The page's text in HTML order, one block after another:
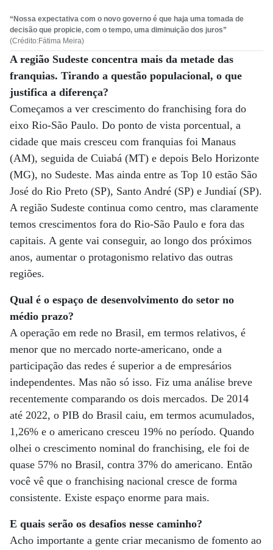
“Nossa expectativa com o novo governo é que haja uma tomada de
decisão que propicie, com o tempo, uma diminuição dos juros”
(Crédito:Fátima Meira)
A região Sudeste concentra mais da metade das
franquias. Tirando a questão populacional, o que
justifica a diferença?
Começamos a ver crescimento do franchising fora do
eixo Rio-São Paulo. Do ponto de vista porcentual, a
cidade que mais cresceu com franquias foi Manaus
(AM), seguida de Cuiabá (MT) e depois Belo Horizonte
(MG), no Sudeste. Mas ainda entre as Top 10 estão São
José do Rio Preto (SP), Santo André (SP) e Jundiaí (SP).
A região Sudeste continua como centro, mas claramente
temos crescimentos fora do Rio-São Paulo e fora das
capitais. A gente vai conseguir, ao longo dos próximos
anos, aumentar o protagonismo relativo das outras
regiões.
Qual é o espaço de desenvolvimento do setor no
médio prazo?
A operação em rede no Brasil, em termos relativos, é
menor que no mercado norte-americano, onde a
participação das redes é superior a de empresários
independentes. Mas não só isso. Fiz uma análise breve
recentemente comparando os dois mercados. De 2014
até 2022, o PIB do Brasil caiu, em termos acumulados,
1,26% e o americano cresceu 19% no período. Quando
olhei o crescimento nominal do franchising, ele foi de
quase 57% no Brasil, contra 37% do americano. Então
você vê que o franchising nacional cresce de forma
consistente. Existe espaço enorme para mais.
E quais serão os desafios nesse caminho?
Acho importante a gente criar mecanismo de fomento ao